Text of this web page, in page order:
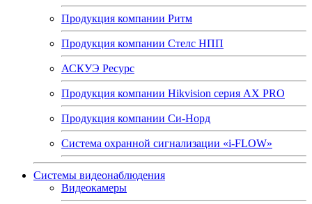
Продукция компании Ритм
Продукция компании Стелс НПП
АСКУЭ Ресурс
Продукция компании Hikvision серия AX PRO
Продукция компании Си-Норд
Система охранной сигнализации «i-FLOW»
Системы видеонаблюдения
Видеокамеры